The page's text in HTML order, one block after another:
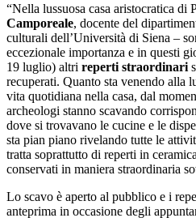
“Nella lussuosa casa aristocratica di
Camporeale, docente del
culturali dell’Università di Siena –
eccezionale importanza e in questi
19 luglio) altri reperti straordinari
recuperati. Quanto sta venendo alla
vita quotidiana nella casa, dal
archeologi stanno scavando
dove si trovavano le cucine e le
sta pian piano rivelando tutte le
tratta soprattutto di reperti in
conservati in maniera straordinaria
Lo scavo è aperto al pubblico e i
anteprima in occasione degli